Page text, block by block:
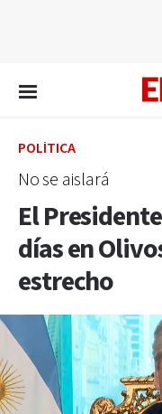
POLÍTICA
No se aislará
El
días en
estrecho